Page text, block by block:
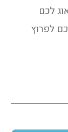
לכם
לפרוץ